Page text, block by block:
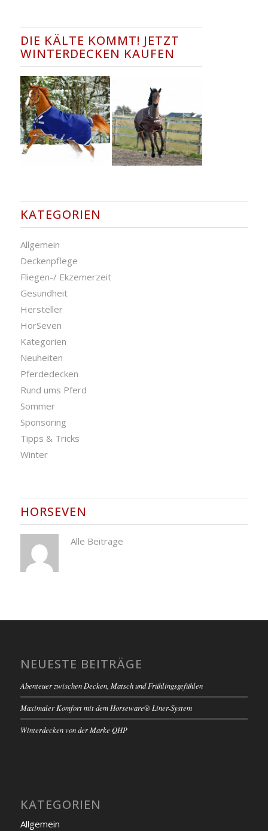
DIE KÄLTE KOMMT! JETZT
WINTERDECKEN KAUFEN
KATEGORIEN
Allgemein
Deckenpflege
Fliegen-/ Ekzemerzeit
Gesundheit
Hersteller
HorSeven
Kategorien
Neuheiten
Pferdedecken
Rund ums Pferd
Sommer
Sponsoring
Tipps & Tricks
Winter
HORSEVEN
Alle Beiträge
NEUESTE BEITRÄGE
Abenteuer zwischen Decken, Matsch und Frühlingsgefühlen
Maximaler Komfort mit dem Horseware® Liner-System
Winterdecken von der Marke QHP
KATEGORIEN
Allgemein